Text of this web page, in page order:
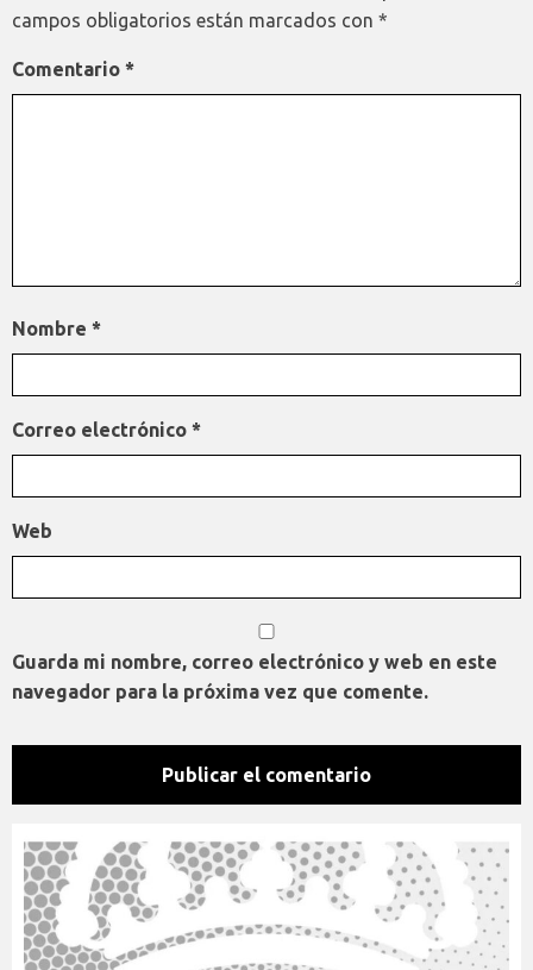
campos obligatorios están marcados con *
Comentario *
Nombre *
Correo electrónico *
Web
Guarda mi nombre, correo electrónico y web en este
navegador para la próxima vez que comente.